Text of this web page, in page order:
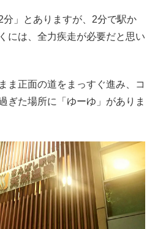
」とありますが、2分で駅か
には、全力疾走が必要だと思い
ま正面の道をまっすぐ進み、コ
ぎた場所に「ゆーゆ」がありま